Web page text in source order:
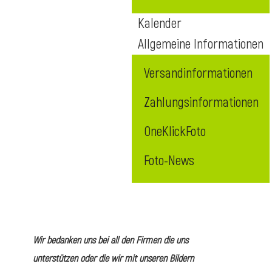
Kalender
Allgemeine Informationen
Versandinformationen
Zahlungsinformationen
OneKlickFoto
Foto-News
Wir bedanken uns bei all den Firmen die uns
unterstützen oder die wir mit unseren Bildern